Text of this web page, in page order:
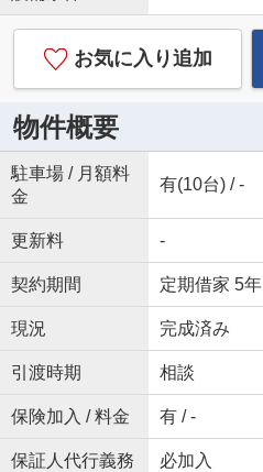
お気に入り追加
物件概要
駐車場 / 月額料
金
有(10台) / -
更新料 -
契約期間 定期借家 5年
現況 完成済み
引渡時期 相談
保険加入 / 料金 有 / -
保証人代行義務 必加入